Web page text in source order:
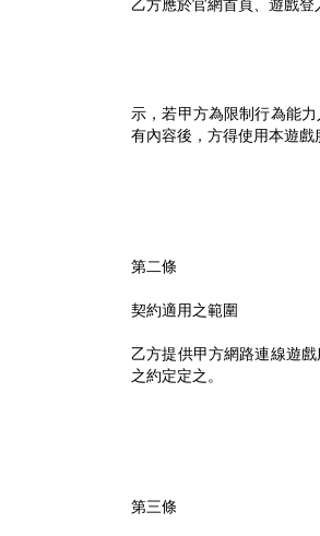
乙方應於官網首頁、遊戲
示，若甲方為限制行為能
有內容後，方得使用本遊戲
第二條
契約適用之範圍
乙方提供甲方網路連線遊
之約定定之。
第三條